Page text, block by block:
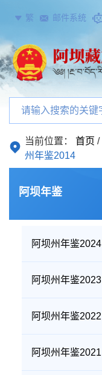
繁 邮件系统
当前位置： 首页 /
州年鉴2014
阿坝年鉴
阿坝州年鉴2024
阿坝州年鉴2023
阿坝州年鉴2022
阿坝州年鉴2021